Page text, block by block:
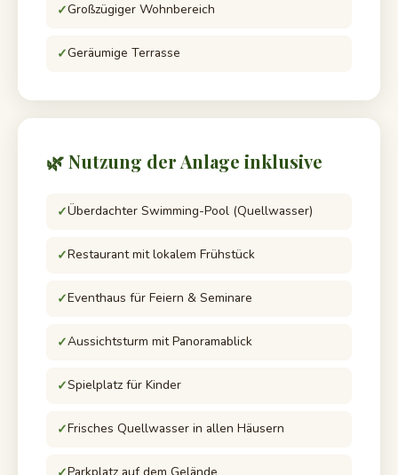
Großzügiger Wohnbereich
Geräumige Terrasse
🌿 Nutzung der Anlage inklusive
Überdachter Swimming-Pool (Quellwasser)
Restaurant mit lokalem Frühstück
Eventhaus für Feiern & Seminare
Aussichtsturm mit Panoramablick
Spielplatz für Kinder
Frisches Quellwasser in allen Häusern